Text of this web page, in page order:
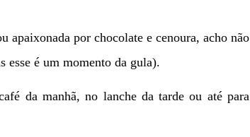
apaixonada por chocolate e cenoura, acho não
esse é um momento da gula).
da manhã, no lanche da tarde ou até para